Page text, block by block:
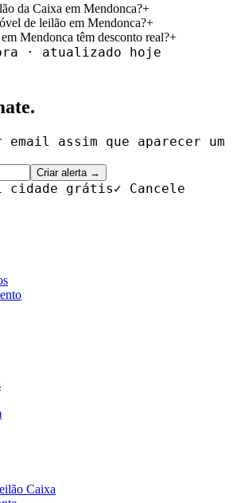
da Caixa em Mendonca?+
de leilão em Mendonca?+
Mendonca têm desconto real?+
· atualizado hoje
email assim que aparecer um
Criar alerta →
cidade grátis✓ Cancele
Caixa